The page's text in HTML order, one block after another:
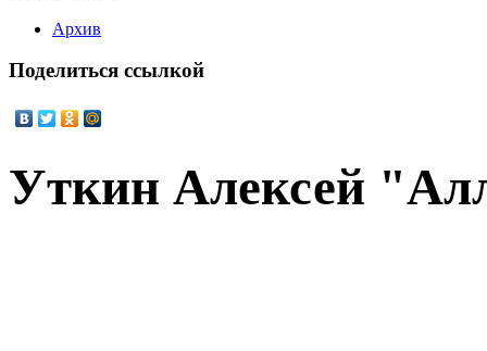
Архив
Поделиться ссылкой
Уткин Алексей